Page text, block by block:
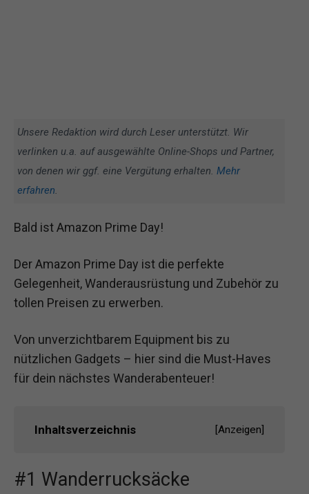
Unsere Redaktion wird durch Leser unterstützt. Wir
verlinken u.a. auf ausgewählte Online-Shops und Partner,
von denen wir ggf. eine Vergütung erhalten. Mehr
erfahren.
Bald ist Amazon Prime Day!
Der Amazon Prime Day ist die perfekte
Gelegenheit, Wanderausrüstung und Zubehör zu
tollen Preisen zu erwerben.
Von unverzichtbarem Equipment bis zu
nützlichen Gadgets – hier sind die Must-Haves
für dein nächstes Wanderabenteuer!
Inhaltsverzeichnis [Anzeigen]
#1 Wanderrucksäcke